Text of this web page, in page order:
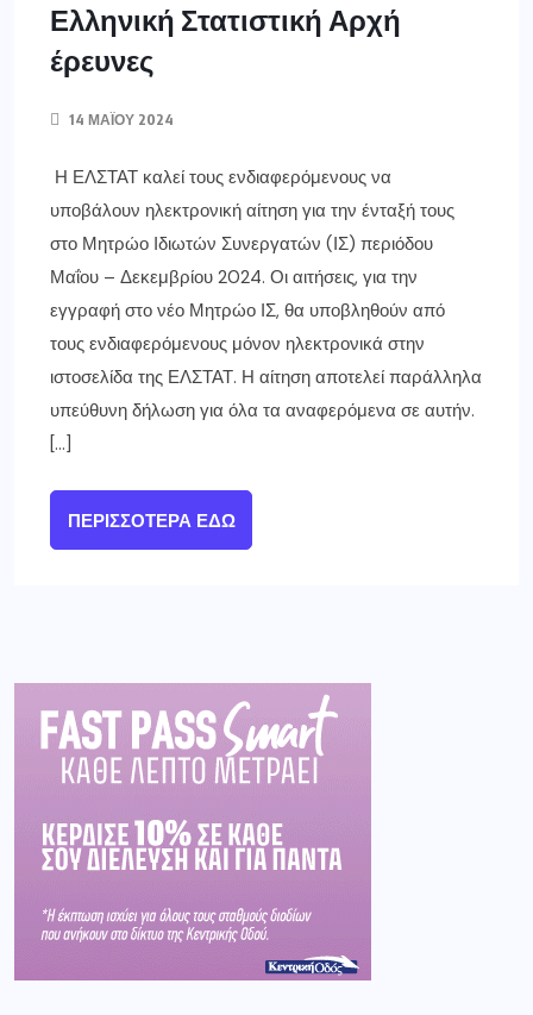
Ελληνική Στατιστική Αρχή
έρευνες
14 ΜΑΪ́ΟΥ 2024
Η ΕΛΣΤΑΤ καλεί τους ενδιαφερόμενους να
υποβάλουν ηλεκτρονική αίτηση για την ένταξή τους
στο Μητρώο Ιδιωτών Συνεργατών (ΙΣ) περιόδου
Μαΐου – Δεκεμβρίου 2024. Οι αιτήσεις, για την
εγγραφή στο νέο Μητρώο ΙΣ, θα υποβληθούν από
τους ενδιαφερόμενους μόνον ηλεκτρονικά στην
ιστοσελίδα της ΕΛΣΤΑΤ. Η αίτηση αποτελεί παράλληλα
υπεύθυνη δήλωση για όλα τα αναφερόμενα σε αυτήν.
[…]
ΠΕΡΙΣΣΌΤΕΡΑ ΕΔΏ